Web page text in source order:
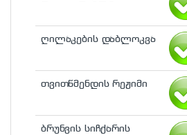
ღილაკების დაბლოკვა
თვითწმენდის რეჟიმი
ბრუნვის სიჩქარის